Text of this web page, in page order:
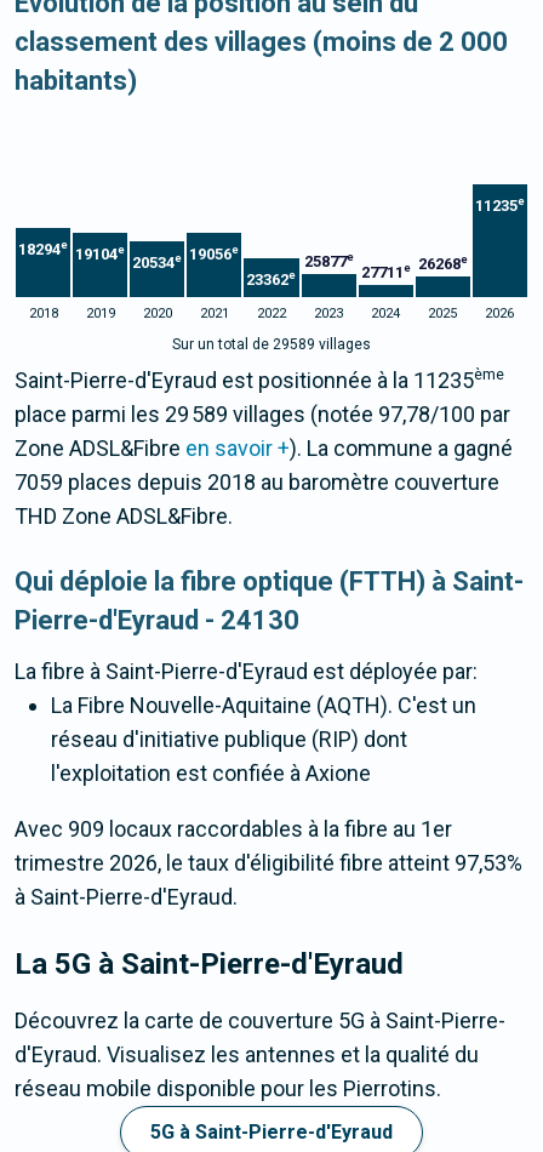
classement des villages (moins de 2 000
habitants)
18294e
19104e
20534e 19056e
23362e
25877e
27711 e 26268e
11235e
2018 2019 2020 2021 2022 2023 2024 2025 2026
Sur un total de 29589 villages
Saint-Pierre-d'Eyraud est positionnée à la 11235ème
place parmi les 29 589 villages (notée 97,78/100 par
Zone ADSL&Fibre en savoir +). La commune a gagné
7059 places depuis 2018 au baromètre couverture
THD Zone ADSL&Fibre.
Qui déploie la fibre optique (FTTH) à Saint-
Pierre-d'Eyraud - 24130
La fibre à Saint-Pierre-d'Eyraud est déployée par:
La Fibre Nouvelle-Aquitaine (AQTH). C'est un
réseau d'initiative publique (RIP) dont
l'exploitation est confiée à Axione
Avec 909 locaux raccordables à la fibre au 1er
trimestre 2026, le taux d'éligibilité fibre atteint 97,53%
à Saint-Pierre-d'Eyraud.
La 5G à Saint-Pierre-d'Eyraud
Découvrez la carte de couverture 5G à Saint-Pierre-
d'Eyraud. Visualisez les antennes et la qualité du
réseau mobile disponible pour les Pierrotins.
5G à Saint-Pierre-d'Eyraud